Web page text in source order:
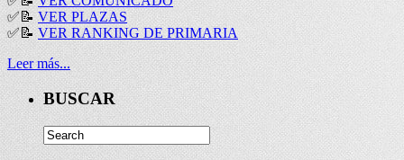
✅📝VER PLAZAS
✅📝VER RANKING DE PRIMARIA
Leer más...
BUSCAR